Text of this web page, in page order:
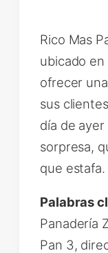
Rico Mas
ubicado
ofrecer
sus
día de
sorpresa,
que estafa.
Palabras
Panadería
Pan 3,